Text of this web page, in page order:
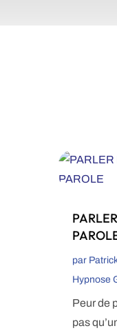
par
Hypnose
Peur de
pas